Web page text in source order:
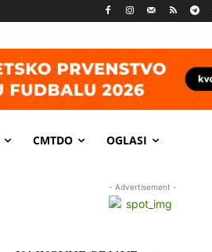
CMTDO OGLASI
- Advertisement -